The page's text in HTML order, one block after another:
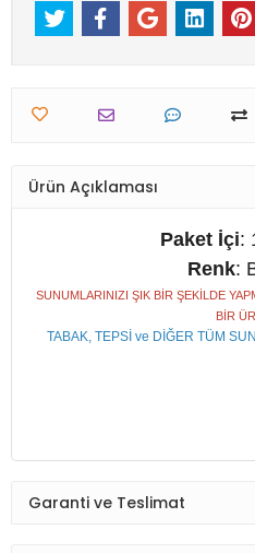
Ürün Açıklaması
Paket İçi:
Renk:
SUNUMLARINIZI ŞIK BİR ŞEKİLDE
BİR
TABAK, TEPSİ ve DİĞER TÜM
Garanti ve Teslimat